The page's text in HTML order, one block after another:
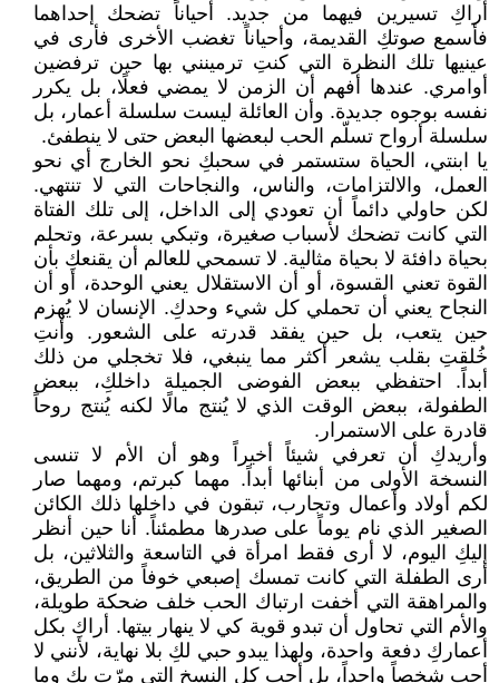
أراكِ تسيرين فيهما من جديد. أحياناً تضحك إحداهما
فأسمع صوتكِ القديمة، وأحياناً تغضب الأخرى فأرى في
عينيها تلك النظرة التي كنتِ ترمينني بها حين ترفضين
أوامري. عندها أفهم أن الزمن لا يمضي فعلًا، بل يكرر
نفسه بوجوه جديدة. وأن العائلة ليست سلسلة أعمار، بل
سلسلة أرواح تسلّم الحب لبعضها البعض حتى لا ينطفئ.
يا ابنتي، الحياة ستستمر في سحبكِ نحو الخارج أي نحو
العمل، والالتزامات، والناس، والنجاحات التي لا تنتهي.
لكن حاولي دائماً أن تعودي إلى الداخل، إلى تلك الفتاة
التي كانت تضحك لأسباب صغيرة، وتبكي بسرعة، وتحلم
بحياة دافئة لا بحياة مثالية. لا تسمحي للعالم أن يقنعكِ بأن
القوة تعني القسوة، أو أن الاستقلال يعني الوحدة، أو أن
النجاح يعني أن تحملي كل شيء وحدكِ. الإنسان لا يُهزم
حين يتعب، بل حين يفقد قدرته على الشعور. وأنتِ
خُلقتِ بقلب يشعر أكثر مما ينبغي، فلا تخجلي من ذلك
أبداً. احتفظي ببعض الفوضى الجميلة داخلكِ، ببعض
الطفولة، ببعض الوقت الذي لا يُنتج مالًا لكنه يُنتج روحاً
قادرة على الاستمرار.
وأريدكِ أن تعرفي شيئاً أخيراً وهو أن الأم لا تنسى
النسخة الأولى من أبنائها أبداً. مهما كبرتم، ومهما صار
لكم أولاد وأعمال وتجارب، تبقون في داخلها ذلك الكائن
الصغير الذي نام يوماً على صدرها مطمئناً. أنا حين أنظر
إليكِ اليوم، لا أرى فقط امرأة في التاسعة والثلاثين، بل
أرى الطفلة التي كانت تمسك إصبعي خوفاً من الطريق،
والمراهقة التي أخفت ارتباك الحب خلف ضحكة طويلة،
والأم التي تحاول أن تبدو قوية كي لا ينهار بيتها. أراكِ بكل
أعماركِ دفعة واحدة، ولهذا يبدو حبي لكِ بلا نهاية، لأنني لا
أحب شخصاً واحداً، بل أحب كل النسخ التي مرّت بكِ وما